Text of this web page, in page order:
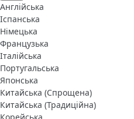
Англійська
Іспанська
Німецька
Французька
Італійська
Португальська
Японська
Китайська (Спрощена)
Китайська (Традиційна)
Корейська